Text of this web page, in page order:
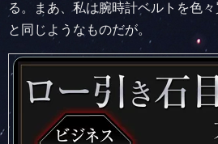
る。まあ、私は腕時計ベルトを色
と同じようなものだが。